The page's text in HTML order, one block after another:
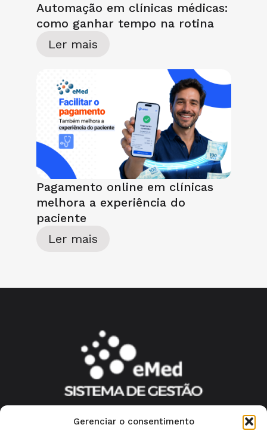
Gerenciar o consentimento
Automação em clínicas médicas:
como ganhar tempo na rotina
Ler mais
Pagamento online em clínicas
melhora a experiência do
paciente
Ler mais
Quem somos?